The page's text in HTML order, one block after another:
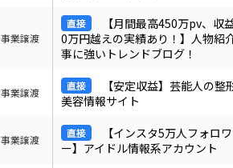
事業譲渡
【月間最高450万pv、収
0万円越えの実績あり！】人物紹
事に強いトレンドブログ！
事業譲渡
【安定収益】芸能人の整
美容情報サイト
事業譲渡
【インスタ5万人フォロワ
ー】アイドル情報系アカウント